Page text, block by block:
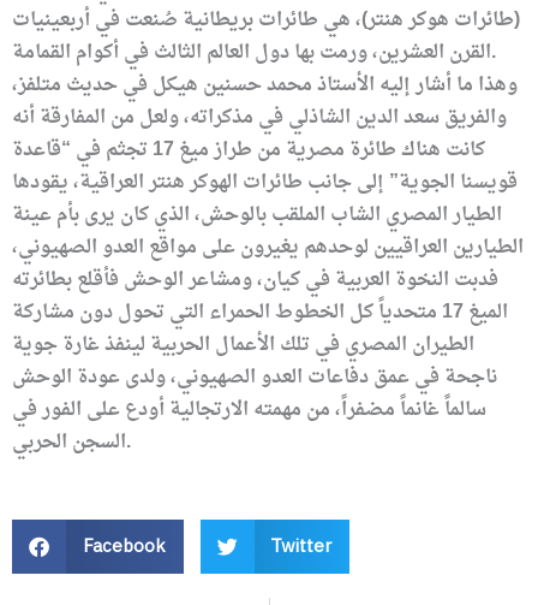
(طائرات هوكر هنتر)، هي طائرات بريطانية صُنعت في أربعينيات
القرن العشرين، ورمت بها دول العالم الثالث في أكوام القمامة.
وهذا ما أشار إليه الأستاذ محمد حسنين هيكل في حديث متلفز،
والفريق سعد الدين الشاذلي في مذكراته، ولعل من المفارقة أنه
كانت هناك طائرة مصرية من طراز ميغ 17 تجثم في “قاعدة
قويسنا الجوية” إلى جانب طائرات الهوكر هنتر العراقية، يقودها
الطيار المصري الشاب الملقب بالوحش، الذي كان يرى بأم عينة
الطيارين العراقيين لوحدهم يغيرون على مواقع العدو الصهيوني،
فدبت النخوة العربية في كيان، ومشاعر الوحش فأقلع بطائرته
الميغ 17 متحدياً كل الخطوط الحمراء التي تحول دون مشاركة
الطيران المصري في تلك الأعمال الحربية لينفذ غارة جوية
ناجحة في عمق دفاعات العدو الصهيوني، ولدى عودة الوحش
سالماً غانماً مضفراً، من مهمته الارتجالية أودع على الفور في
السجن الحربي.
Facebook Twitter